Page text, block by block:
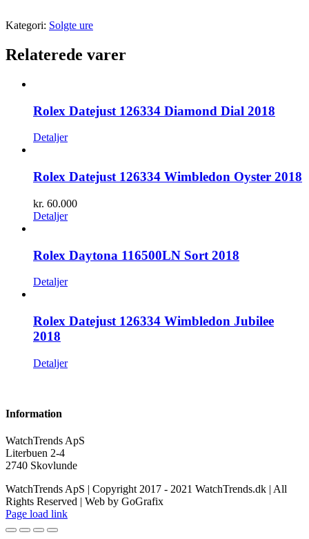
Kategori: Solgte ure
Relaterede varer
Rolex Datejust 126334 Diamond Dial 2018
Detaljer
Rolex Datejust 126334 Wimbledon Oyster 2018
kr. 60.000
Detaljer
Rolex Daytona 116500LN Sort 2018
Detaljer
Rolex Datejust 126334 Wimbledon Jubilee
2018
Detaljer
Information
WatchTrends ApS
Literbuen 2-4
2740 Skovlunde
WatchTrends ApS | Copyright 2017 - 2021 WatchTrends.dk | All
Rights Reserved | Web by GoGrafix
Page load link